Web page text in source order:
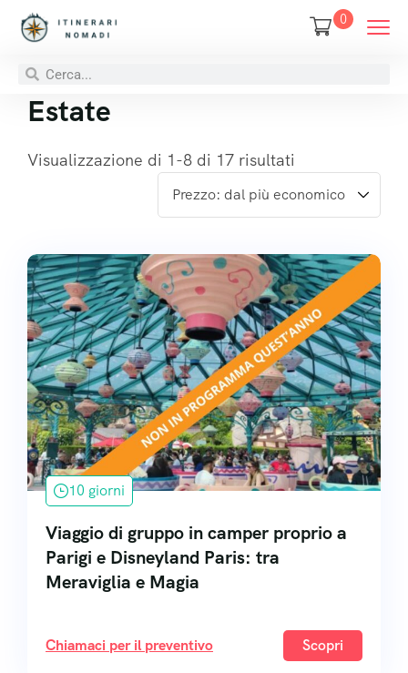
0
Estate
Visualizzazione di 1-8 di 17 risultati
10 giorni
Viaggio di gruppo in camper proprio a
Parigi e Disneyland Paris: tra
Meraviglia e Magia
Chiamaci per il preventivo Scopri